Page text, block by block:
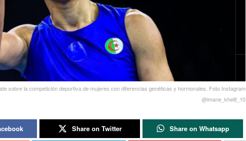
sobre la competición deportiva de mujeres con diferencias genéticas y hormonales. Foto Instagram
@imane_khelif_10
Share on Twitter Share on Whatsapp